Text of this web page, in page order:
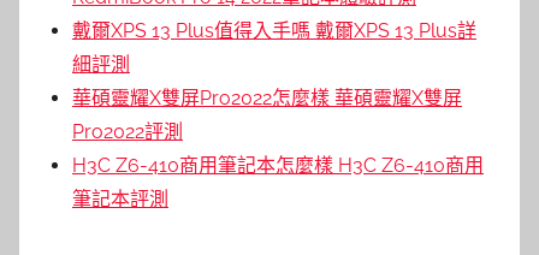
戴爾XPS 13 Plus值得入手嗎 戴爾XPS 13 Plus詳
細評測
華碩靈耀X雙屏Pro2022怎麼樣 華碩靈耀X雙屏
Pro2022評測
H3C Z6-410商用筆記本怎麼樣 H3C Z6-410商用
筆記本評測